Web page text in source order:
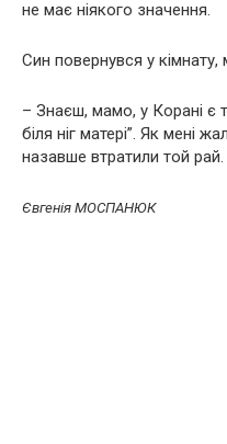
не має ніякого значення.
Син повернувся у
– Знаєш, мамо, у Корані є
біля ніг матері”. Як мені
назавше втратили той рай.
Євгенія МОСПАНЮК